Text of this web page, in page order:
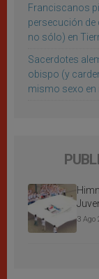
Franciscanos
persecución
no sólo) en
Sacerdotes
obispo (y
mismo sexo
3 Ago